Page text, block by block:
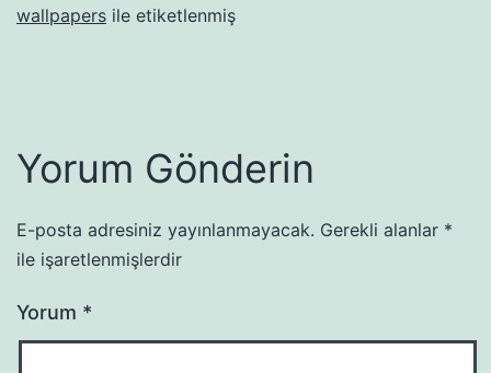
wallpapers ile etiketlenmiş
Yorum Gönderin
E-posta adresiniz yayınlanmayacak. Gerekli alanlar *
ile işaretlenmişlerdir
Yorum *